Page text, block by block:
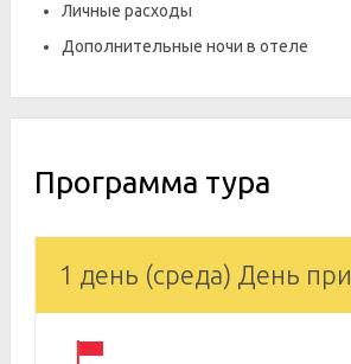
Личные расходы
Дополнительные ночи в отеле
Программа тура
1 день (среда) День